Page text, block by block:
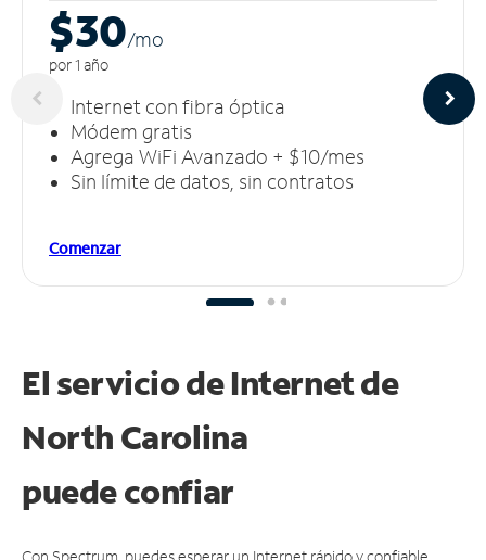
$30/mo
por 1 año
Internet con fibra óptica
Módem gratis
Agrega WiFi Avanzado + $10/mes
Sin límite de datos, sin contratos
Comenzar
El servicio de Internet de
North Carolina
puedeconfiar